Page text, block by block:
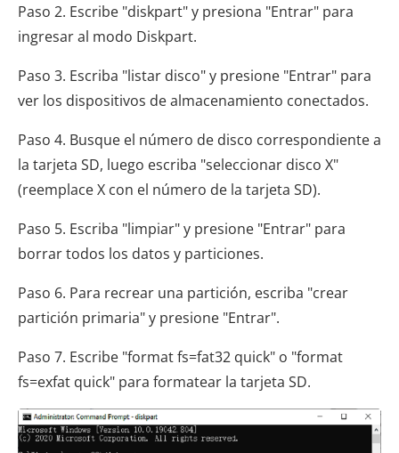
Paso 2. Escribe "diskpart" y presiona "Entrar" para
ingresar al modo Diskpart.
Paso 3. Escriba "listar disco" y presione "Entrar" para
ver los dispositivos de almacenamiento conectados.
Paso 4. Busque el número de disco correspondiente a
la tarjeta SD, luego escriba "seleccionar disco X"
(reemplace X con el número de la tarjeta SD).
Paso 5. Escriba "limpiar" y presione "Entrar" para
borrar todos los datos y particiones.
Paso 6. Para recrear una partición, escriba "crear
partición primaria" y presione "Entrar".
Paso 7. Escribe "format fs=fat32 quick" o "format
fs=exfat quick" para formatear la tarjeta SD.